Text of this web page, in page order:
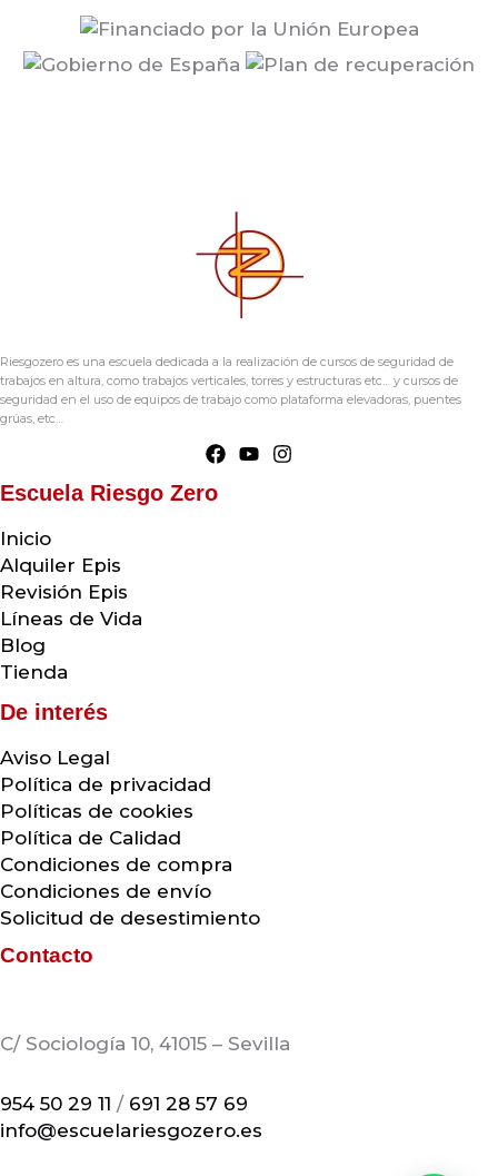
Riesgozero es una escuela dedicada a la realización de cursos de seguridad de
trabajos en altura, como trabajos verticales, torres y estructuras etc… y cursos de
seguridad en el uso de equipos de trabajo como plataforma elevadoras, puentes
grúas, etc…
Escuela Riesgo Zero
Inicio
Alquiler Epis
Revisión Epis
Líneas de Vida
Blog
Tienda
De interés
Aviso Legal
Política de privacidad
Políticas de cookies
Política de Calidad
Condiciones de compra
Condiciones de envío
Solicitud de desestimiento
Contacto
C/ Sociología 10, 41015 – Sevilla
954 50 29 11 / 691 28 57 69
info@escuelariesgozero.es